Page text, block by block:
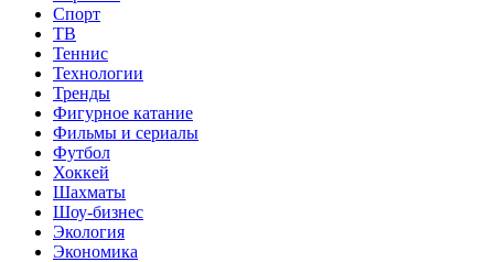
Спорт
ТВ
Теннис
Технологии
Тренды
Фигурное катание
Фильмы и сериалы
Футбол
Хоккей
Шахматы
Шоу-бизнес
Экология
Экономика